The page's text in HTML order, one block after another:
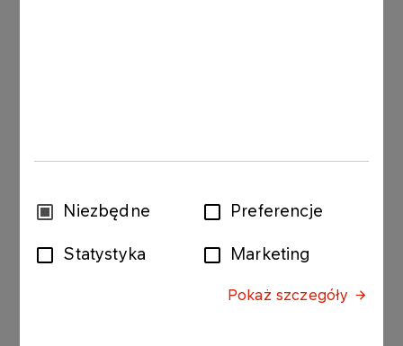
WybórNiezbędne Preferencje
Statystyka Marketing
Pokaż szczegóły
Bezpieczeństwo użytkowania wodoru
biogazu
Gospodarka pofermentem
Budowa i eksploatacja biogazowni